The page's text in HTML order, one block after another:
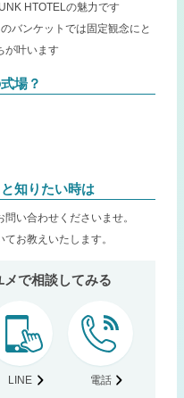
HTOTELの魅力です
バンケットでは固定観念にと
が叶います
場？
知りたい時は
い合わせくださいませ。
お教えいたします。
で相談してみる
LINE 電話